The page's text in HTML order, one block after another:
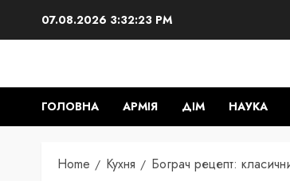
07.08.2026 3:32:23 PM
ГОЛОВНА АРМІЯ ДІМ НАУКА
Home Кухня Бограч рецепт: